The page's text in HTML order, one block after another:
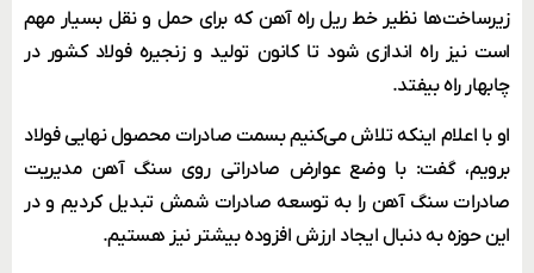
زیرساخت‌ها نظیر خط ریل راه آهن که برای حمل و نقل بسیار مهم
است نیز راه اندازی شود تا کانون تولید و زنجیره فولاد کشور در
چابهار راه بیفتد.
او با اعلام اینکه تلاش می‌کنیم بسمت صادرات محصول نهایی فولاد
برویم، گفت: با وضع عوارض صادراتی روی سنگ آهن مدیریت
صادرات سنگ آهن را به توسعه صادرات شمش تبدیل کردیم و در
این حوزه به دنبال ایجاد ارزش افزوده بیشتر نیز هستیم.